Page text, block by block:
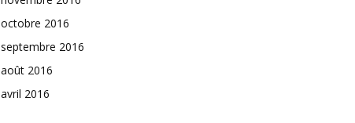
octobre 2016
septembre 2016
août 2016
avril 2016